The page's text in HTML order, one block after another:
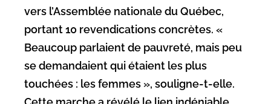
vers l’Assemblée nationale du Québec,
portant 10 revendications concrètes. «
Beaucoup parlaient de pauvreté, mais peu
se demandaient qui étaient les plus
touchées : les femmes », souligne-t-elle.